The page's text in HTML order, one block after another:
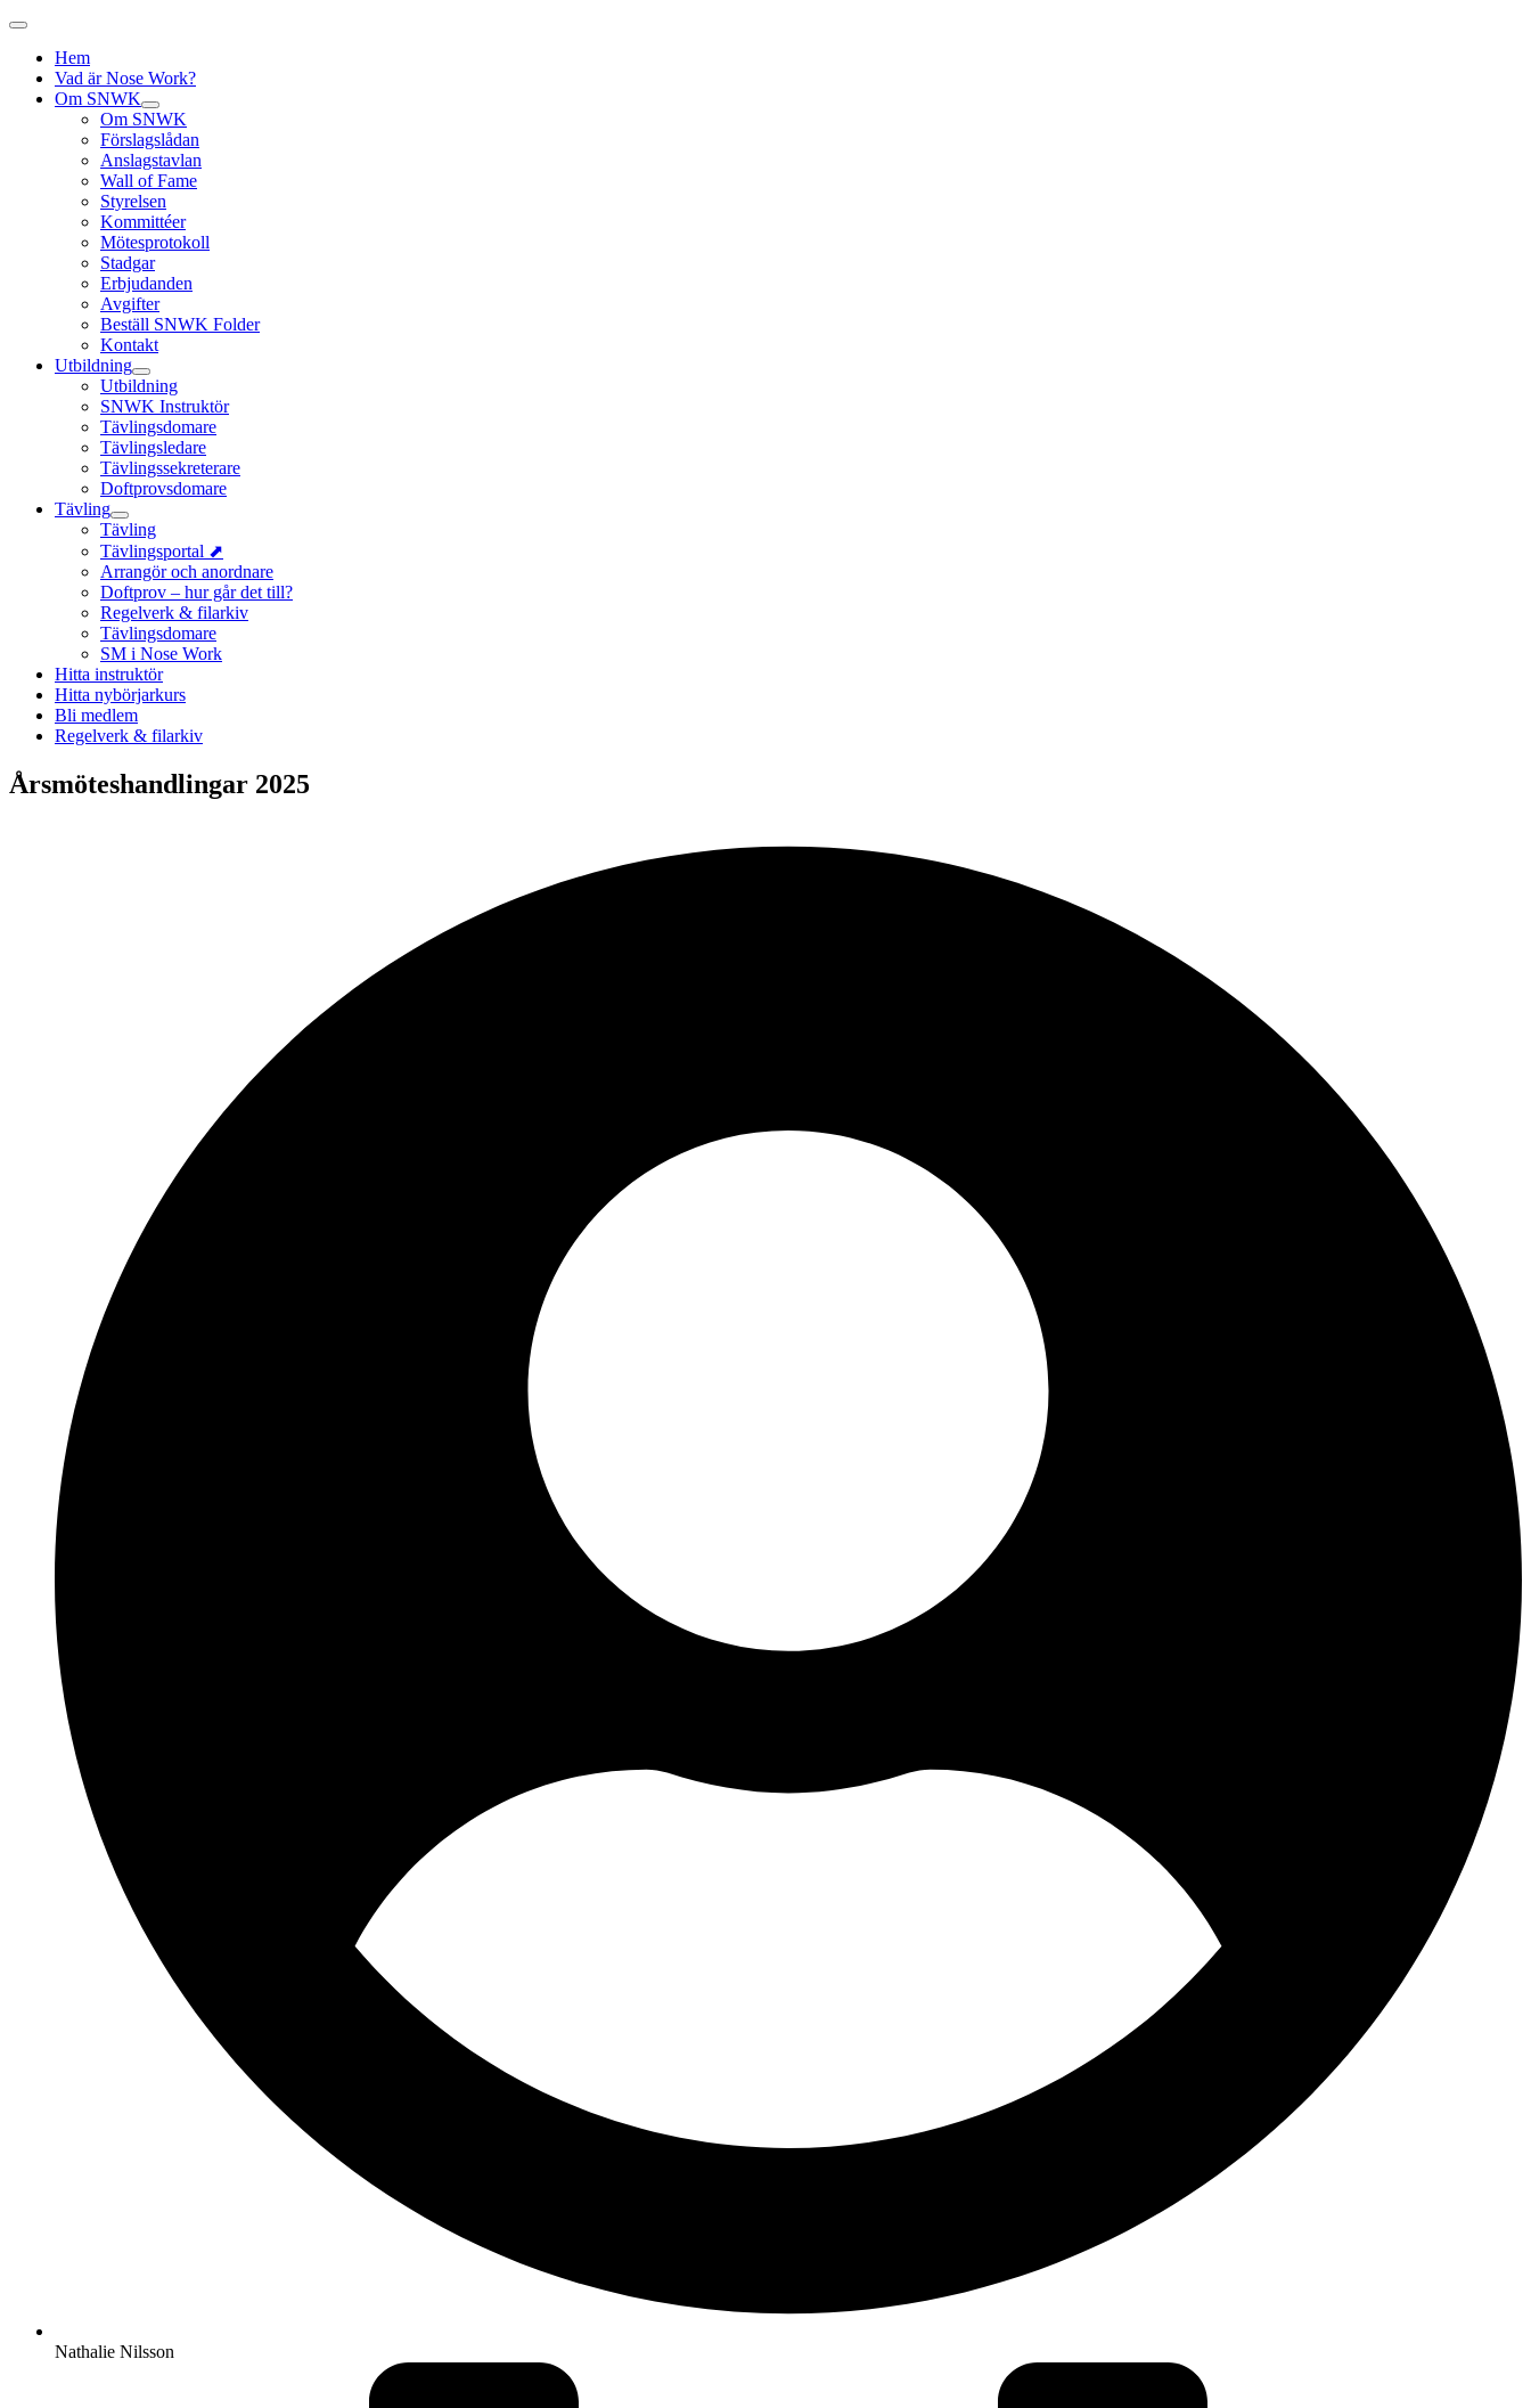
Hem
Vad är Nose Work?
Om SNWK
Om SNWK
Förslagslådan
Anslagstavlan
Wall of Fame
Styrelsen
Kommittéer
Mötesprotokoll
Stadgar
Erbjudanden
Avgifter
Beställ SNWK Folder
Kontakt
Utbildning
Utbildning
SNWK Instruktör
Tävlingsdomare
Tävlingsledare
Tävlingssekreterare
Doftprovsdomare
Tävling
Tävling
Tävlingsportal ⬈
Arrangör och anordnare
Doftprov – hur går det till?
Regelverk & filarkiv
Tävlingsdomare
SM i Nose Work
Hitta instruktör
Hitta nybörjarkurs
Bli medlem
Regelverk & filarkiv
Årsmöteshandlingar 2025
Nathalie Nilsson